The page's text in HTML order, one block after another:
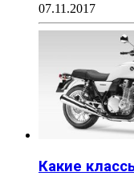
07.11.2017
Какие